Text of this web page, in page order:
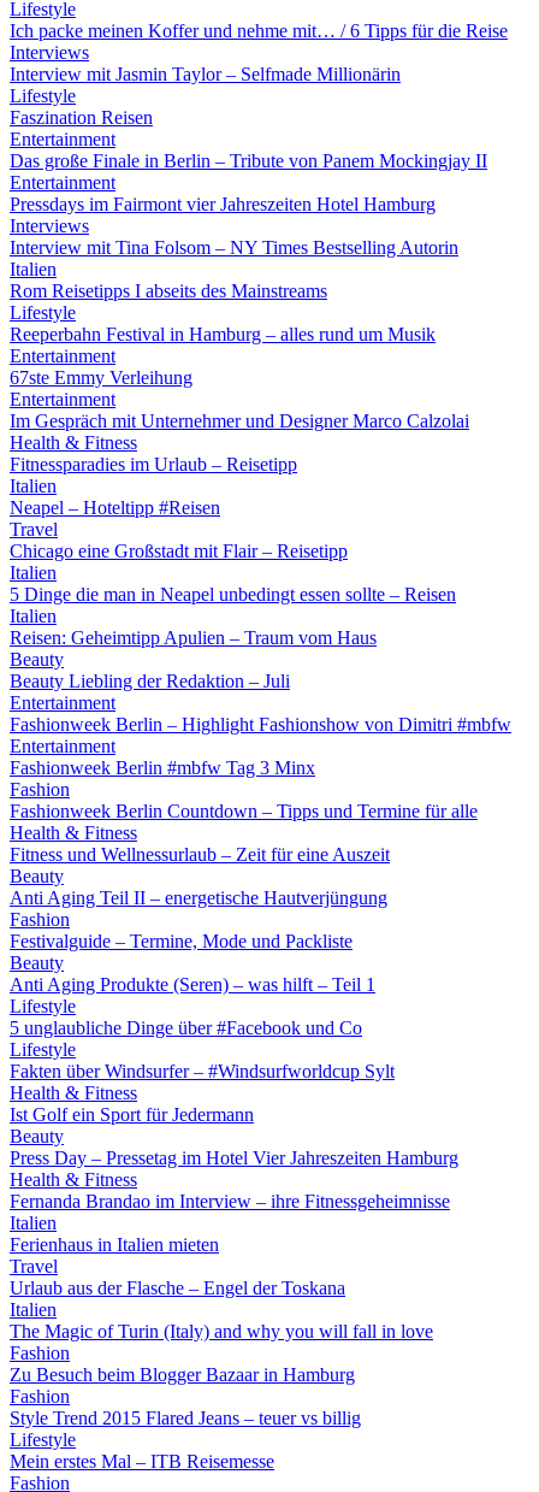
Lifestyle
Ich packe meinen Koffer und nehme mit… / 6 Tipps für die Reise
Interviews
Interview mit Jasmin Taylor – Selfmade Millionärin
Lifestyle
Faszination Reisen
Entertainment
Das große Finale in Berlin – Tribute von Panem Mockingjay II
Entertainment
Pressdays im Fairmont vier Jahreszeiten Hotel Hamburg
Interviews
Interview mit Tina Folsom – NY Times Bestselling Autorin
Italien
Rom Reisetipps I abseits des Mainstreams
Lifestyle
Reeperbahn Festival in Hamburg – alles rund um Musik
Entertainment
67ste Emmy Verleihung
Entertainment
Im Gespräch mit Unternehmer und Designer Marco Calzolai
Health & Fitness
Fitnessparadies im Urlaub – Reisetipp
Italien
Neapel – Hoteltipp #Reisen
Travel
Chicago eine Großstadt mit Flair – Reisetipp
Italien
5 Dinge die man in Neapel unbedingt essen sollte – Reisen
Italien
Reisen: Geheimtipp Apulien – Traum vom Haus
Beauty
Beauty Liebling der Redaktion – Juli
Entertainment
Fashionweek Berlin – Highlight Fashionshow von Dimitri #mbfw
Entertainment
Fashionweek Berlin #mbfw Tag 3 Minx
Fashion
Fashionweek Berlin Countdown – Tipps und Termine für alle
Health & Fitness
Fitness und Wellnessurlaub – Zeit für eine Auszeit
Beauty
Anti Aging Teil II – energetische Hautverjüngung
Fashion
Festivalguide – Termine, Mode und Packliste
Beauty
Anti Aging Produkte (Seren) – was hilft – Teil 1
Lifestyle
5 unglaubliche Dinge über #Facebook und Co
Lifestyle
Fakten über Windsurfer – #Windsurfworldcup Sylt
Health & Fitness
Ist Golf ein Sport für Jedermann
Beauty
Press Day – Pressetag im Hotel Vier Jahreszeiten Hamburg
Health & Fitness
Fernanda Brandao im Interview – ihre Fitnessgeheimnisse
Italien
Ferienhaus in Italien mieten
Travel
Urlaub aus der Flasche – Engel der Toskana
Italien
The Magic of Turin (Italy) and why you will fall in love
Fashion
Zu Besuch beim Blogger Bazaar in Hamburg
Fashion
Style Trend 2015 Flared Jeans – teuer vs billig
Lifestyle
Mein erstes Mal – ITB Reisemesse
Fashion